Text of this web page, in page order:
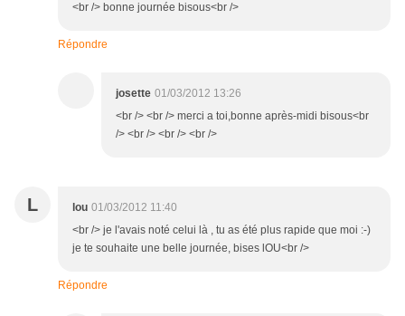
<br /> bonne journée bisous<br />
Répondre
josette 01/03/2012 13:26
<br /> <br /> merci a toi,bonne après-midi bisous<br
/> <br /> <br /> <br />
L lou 01/03/2012 11:40
<br /> je l'avais noté celui là , tu as été plus rapide que moi :-)
je te souhaite une belle journée, bises lOU<br />
Répondre